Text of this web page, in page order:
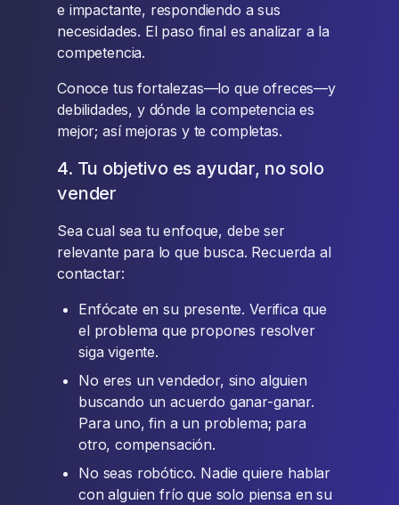
e impactante, respondiendo a sus
necesidades. El paso final es analizar a la
competencia.
Conoce tus fortalezas—lo que ofreces—y
debilidades, y dónde la competencia es
mejor; así mejoras y te completas.
4. Tu objetivo es ayudar, no solo
vender
Sea cual sea tu enfoque, debe ser
relevante para lo que busca. Recuerda al
contactar:
Enfócate en su presente. Verifica que
el problema que propones resolver
siga vigente.
No eres un vendedor, sino alguien
buscando un acuerdo ganar-ganar.
Para uno, fin a un problema; para
otro, compensación.
No seas robótico. Nadie quiere hablar
con alguien frío que solo piensa en su